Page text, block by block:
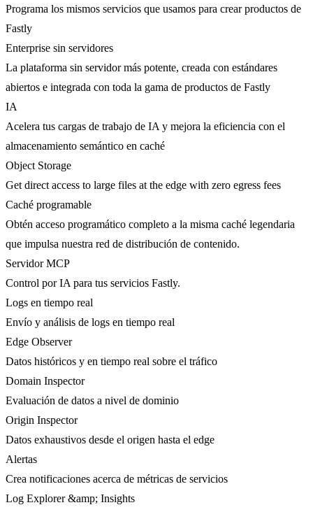
Programa los mismos servicios que usamos para crear productos de
Fastly
Enterprise sin servidores
La plataforma sin servidor más potente, creada con estándares
abiertos e integrada con toda la gama de productos de Fastly
IA
Acelera tus cargas de trabajo de IA y mejora la eficiencia con el
almacenamiento semántico en caché
Object Storage
Get direct access to large files at the edge with zero egress fees
Caché programable
Obtén acceso programático completo a la misma caché legendaria
que impulsa nuestra red de distribución de contenido.
Servidor MCP
Control por IA para tus servicios Fastly.
Logs en tiempo real
Envío y análisis de logs en tiempo real
Edge Observer
Datos históricos y en tiempo real sobre el tráfico
Domain Inspector
Evaluación de datos a nivel de dominio
Origin Inspector
Datos exhaustivos desde el origen hasta el edge
Alertas
Crea notificaciones acerca de métricas de servicios
Log Explorer &amp; Insights